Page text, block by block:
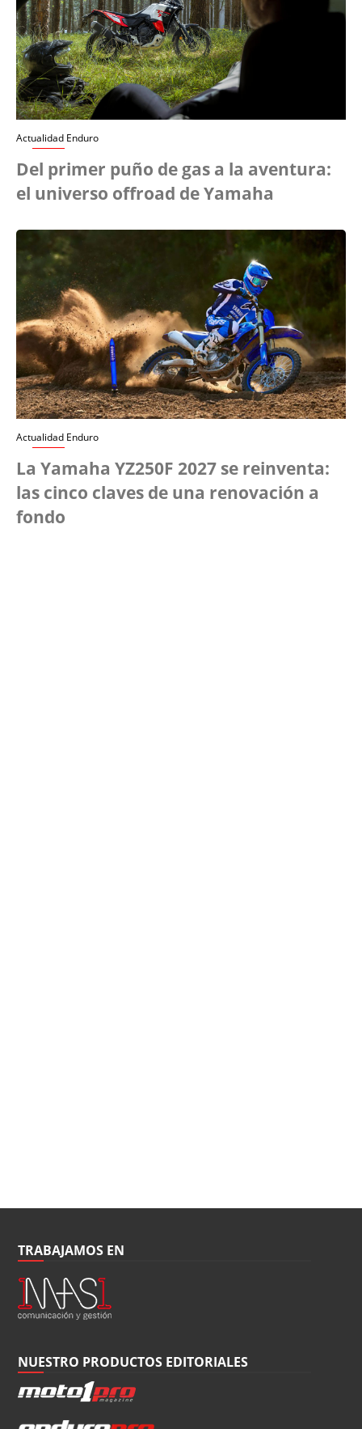
Actualidad Enduro
Del primer puño de gas a la aventura:
el universo offroad de Yamaha
Actualidad Enduro
La Yamaha YZ250F 2027 se reinventa:
las cinco claves de una renovación a
fondo
TRABAJAMOS EN
NUESTRO PRODUCTOS EDITORIALES